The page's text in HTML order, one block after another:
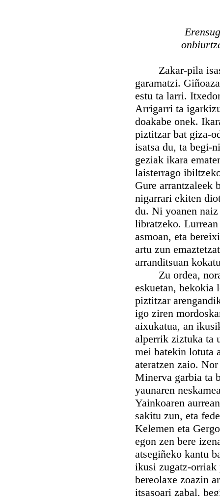
Zakar-pila
garamatzi.
estu ta larri.
Arrigarri ta
doakabe onek.
piztitzar bat giza-
isatsa du, ta begi-
geziak ikara
laisterrago
Gure arrantzaleek
nigarrari ekiten
du. Ni yoanen
libratzeko.
asmoan, eta
artu zun
arranditsuan
Zu ordea, nora
eskuetan, bekokia
piztitzar
igo ziren
aixukatua, an
alperrik ziztuka ta
mei batekin lotuta
ateratzen zaio.
Minerva garbia ta
yaunaren
Yainkoaren
sakitu zun, eta
Kelemen eta
egon zen bere
atsegiñeko kantu
ikusi zugatz-orriak
bereolaxe zoazin
itsasoari zabal,